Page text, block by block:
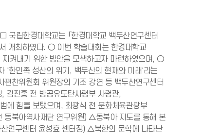
립한경대학교는 「한경대학교 백두산연구센터
개최하였다. ○ 이번 학술대회는 한경대학교
켜내기 위한 방안을 모색하고자 마련하였으며, ○
'한민족 성산의 위기, 백두산의 현재와 미래'라는
찬위원회 위원장의 기조 강연 등 백두산연구센터
김진홍 전 방공유도탄사령부 사령관,
에 힘을 보탰으며, 최광식 전 문화체육관광부
북아역사재단 연구위원) △동북아 지도를 통해 본
연구센터 윤성효 센터장) △북한의 문학에 나타난